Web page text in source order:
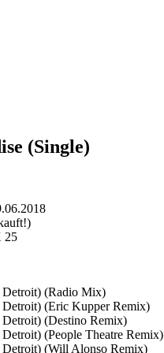
(Single)
25
Detroit) (Radio Mix)
Detroit) (Eric Kupper Remix)
Detroit) (Destino Remix)
(People Theatre Remix)
Detroit) (Will Alonso Remix)